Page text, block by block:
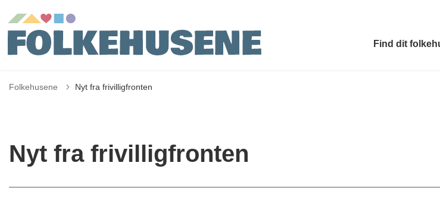
Find dit
Folkehusene Nyt fra frivilligfronten
Nyt fra frivilligfronten